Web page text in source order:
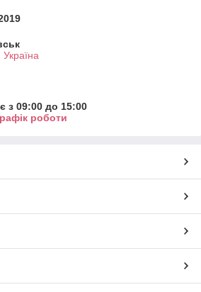
Україна
з 09:00 до 15:00
роботи